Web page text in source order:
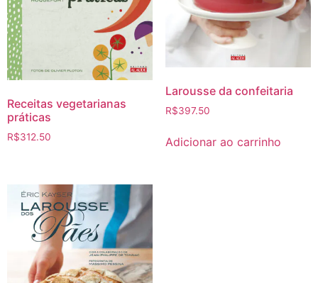
Receitas vegetarianas
práticas
R$312.50
Larousse da confeitaria
R$397.50
Adicionar ao carrinho